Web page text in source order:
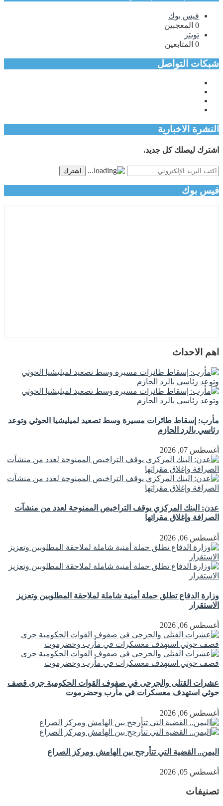
فيس بوك
0 المعجبين
تويتر
0 المتابعين
شبكات التواصل
النشرة الاخبارية
اشترك ليصلك كل جديد.
اشترك
فيس بوك
اهم الاحداث
مأرب: إسقاط طائرات مسيرة وسط تصعيد لميليشيا الحوثي وتوعد
رئاسي بالرد الحازم
أغسطس 07, 2026
عدن: البنك المركزي يوقف التراخيص الممنوحة لعدد من منشآت
الصرافة وإغلاق مقراتها
أغسطس 06, 2026
وزارة الدفاع تطلق حملة أمنية شاملة لملاحقة المطلوبين وتعزيز
الاستقرار
أغسطس 06, 2026
عشرات القتلى والجرحى في صفوف القوات الحكومية جرى قصف
حوثي استهدف معسكرات في مأرب وحضرموت
أغسطس 06, 2026
اليمن.. القضية التي تتأرجح بين الهامش ومركز الصراع
أغسطس 05, 2026
تصنيفات